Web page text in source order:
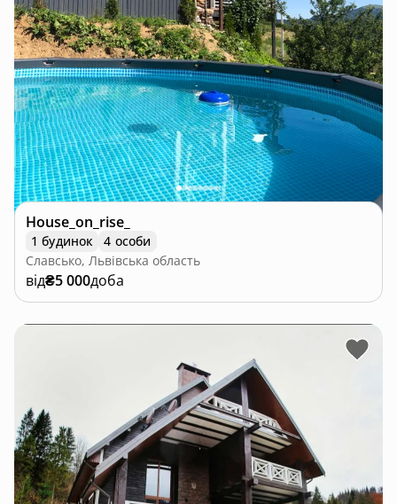
House_on_rise_
1 будинок
4 особи
Славсько, Львівська область
від₴5 000доба